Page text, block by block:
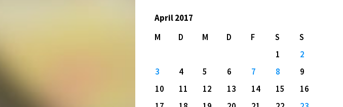
April 2017
M
D M D F S
S
1
2
3
4 5 6 7 8
9
10
11 12 13 14 15
16